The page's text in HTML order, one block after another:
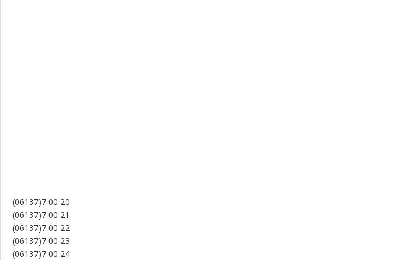
(06137)7 00 20
(06137)7 00 21
(06137)7 00 22
(06137)7 00 23
(06137)7 00 24